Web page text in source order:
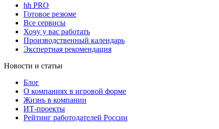
hh PRO
Готовое резюме
Все сервисы
Хочу у вас работать
Производственный календарь
Экспертная рекомендация
Новости и статьи
Блог
О компаниях в игровой форме
Жизнь в компании
ИТ-проекты
Рейтинг работодателей России